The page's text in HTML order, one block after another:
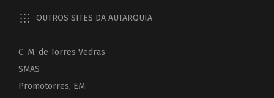
OUTROS SITES DA AUTARQUIA
C. M. de Torres Vedras
SMAS
Promotorres, EM